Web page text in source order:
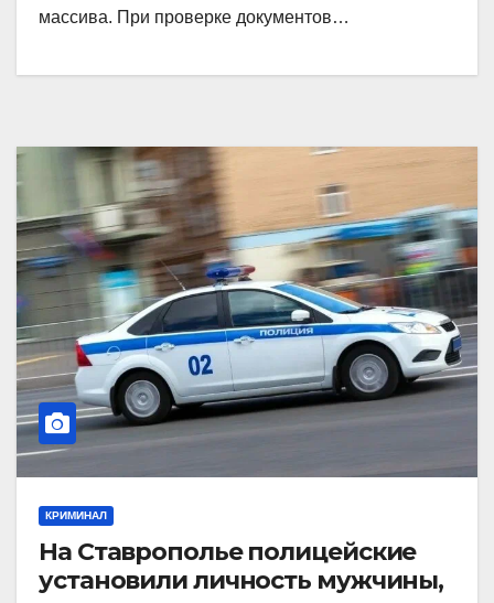
массива. При проверке документов…
КРИМИНАЛ
На Ставрополье полицейские
установили личность мужчины,